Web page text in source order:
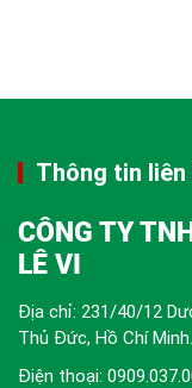
Thông tin liên
CÔNG TY
LÊ VI
Địa chỉ: 231/40/12
Thủ Đức, Hồ Chí Minh.
Điện thoại: